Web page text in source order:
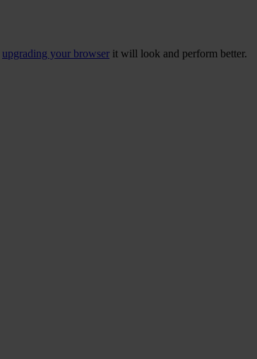
upgrading your browser it will look and perform better.